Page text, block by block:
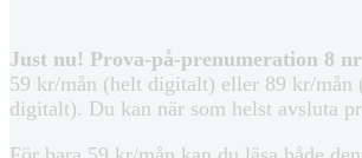
Just nu! Prova-på-prenumeration 8
59 kr/mån (helt digitalt) eller 89 kr/mån
digitalt). Du kan när som helst avsluta